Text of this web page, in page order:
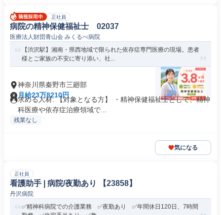
正社員
病院の精神保健福祉士 02037
医療法人財団青山会 みくるべ病院
【渋沢駅】湘南・県西地域で限られた依存症専門医療の現場。患者
様とご家族の不安に寄り添い、社...
神奈川県秦野市三廻部
月給23万8210円
求める人材: 【対象となる方】 ・精神保健福祉士として、精神
科医療や依存症治療領域で...
残業なし
気になる
正社員
看護助手 | 病院/夜勤あり 【23858】
丹沢病院
✅精神科病院での介護業務 ✅夜勤あり ✅年間休日120日、7時間